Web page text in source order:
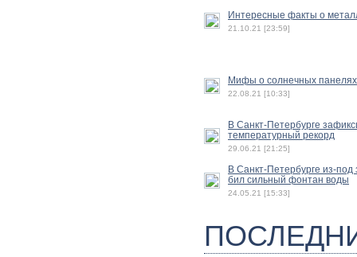
Интересные факты о
21.10.21 [23:59]
Мифы о солнечных панелях
22.08.21 [10:33]
В Санкт-Петербурге
температурный рекорд
29.06.21 [21:25]
В Санкт-Петербурге из-под
бил сильный фонтан воды
24.05.21 [15:33]